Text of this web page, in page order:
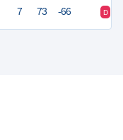
7 73 -66 D